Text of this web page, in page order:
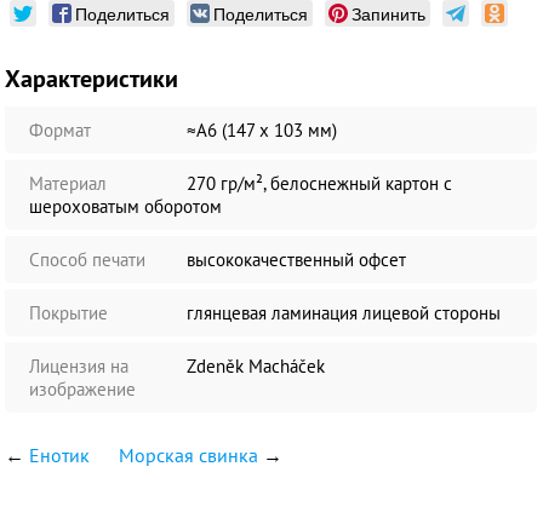
Поделиться Поделиться Запинить
Характеристики
Формат ≈А6 (147 х 103 мм)
Материал
270 гр/м², белоснежный картон с
шероховатым оборотом
Способ печати высококачественный офсет
Покрытие глянцевая ламинация лицевой стороны
Лицензия на
изображение
Zdeněk Macháček
← Енотик Морская свинка →